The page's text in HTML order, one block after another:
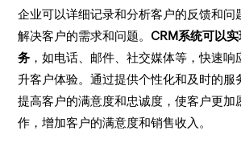
企业可以详细记录和分析客户的反馈和问
解决客户的需求和问题。CRM系统可以
务 ，如电话、邮件、社交媒体等，快速响
升客户体验。通过提供个性化和及时的服
提高客户的满意度和忠诚度，使客户更加
作，增加客户的满意度和销售收入。